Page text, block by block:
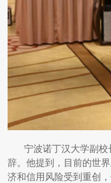
宁波诺丁汉大学副
辞。他提到，目前的世
济和信用风险受到重创